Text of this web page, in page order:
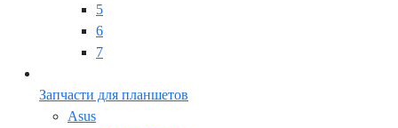
5
6
7
Запчасти для планшетов
Asus